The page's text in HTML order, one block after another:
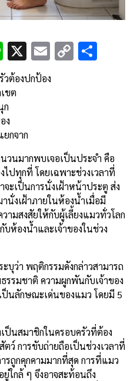
Li
n
e
X E
ai
C
วต้องปกป้อง
ขต
ก
ง
กจาก
นมากพบเจอเป็นประจำ คือ
ไปทุกที่ โดยเฉพาะช่วงเวลาที่
จะเป็นการนั่งเฝ้าหน้าประตู ส่ง
านั่งเฝ้าภายในห้องน้ำเมื่อมี
ามสงสัยให้กับผู้เลี้ยงแมวทั่วโลก
บห้องน้ำและเจ้าของในช่วง
บุว่า พฤติกรรมดังกล่าวสามารถ
รมชาติ ความผูกพันกับเจ้าของ
ป็นลักษณะเด่นของแมว โดยมี 5
ป็นสมาชิกในครอบครัวที่ต้อง
ว์ การขับถ่ายถือเป็นช่วงเวลาที่
รถูกคุกคามมากที่สุด การที่แมว
ใกล้ ๆ จึงอาจสะท้อนถึง